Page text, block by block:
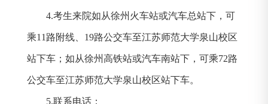
4.考生来院如从徐州火车站或汽车总站下，可
乘11 路附线、 19路公交车至江苏师范大学泉山校区
站下车；如从徐州高铁站或汽车南站下，可乘72路
公交车至江苏师范大学泉山校区站下车。
5.联系电话：